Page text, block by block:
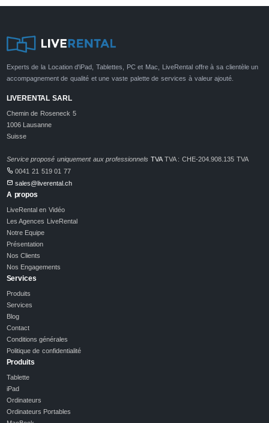
Experts de la Location d'iPad, Tablettes, PC et Mac, LiveRental offre à sa clientèle un
accompagnement de qualité et une vaste palette de services à valeur ajouté.
LIVERENTAL SARL
Chemin de Roseneck 5
1006 Lausanne
Suisse
Service proposé uniquement aux professionnels TVATVA : CHE-204.908.135 TVA
0041 21 519 01 77
sales@liverental.ch
A propos
LiveRental en Vidéo
Les Agences LiveRental
Notre Equipe
Présentation
Nos Clients
Nos Engagements
Services
Produits
Services
Blog
Contact
Conditions générales
Politique de confidentialité
Produits
Tablette
iPad
Ordinateurs
Ordinateurs Portables